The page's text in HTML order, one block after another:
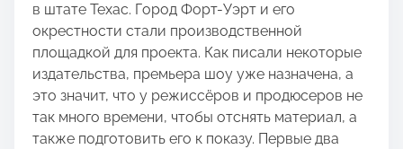
в штате Техас. Город Форт-Уэрт и его
окрестности стали производственной
площадкой для проекта. Как писали некоторые
издательства, премьера шоу уже назначена, а
это значит, что у режиссёров и продюсеров не
так много времени, чтобы отснять материал, а
также подготовить его к показу. Первые два